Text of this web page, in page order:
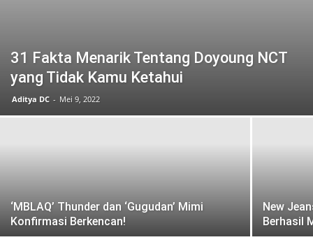
31 Fakta Menarik Tentang Doyoung NCT
yang Tidak Kamu Ketahui
Aditya DC - Mei 9, 2022
‘MBLAQ’ Thunder dan ‘Gugudan’ Mimi
Konfirmasi Berkencan!
New
Berhasil